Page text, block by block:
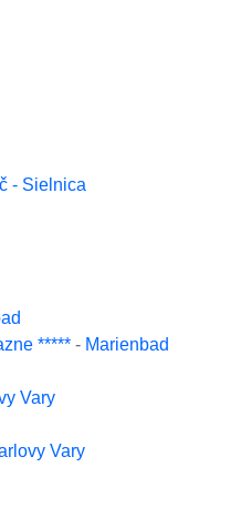
- Sielnica
***** - Marienbad
Vary
Vary